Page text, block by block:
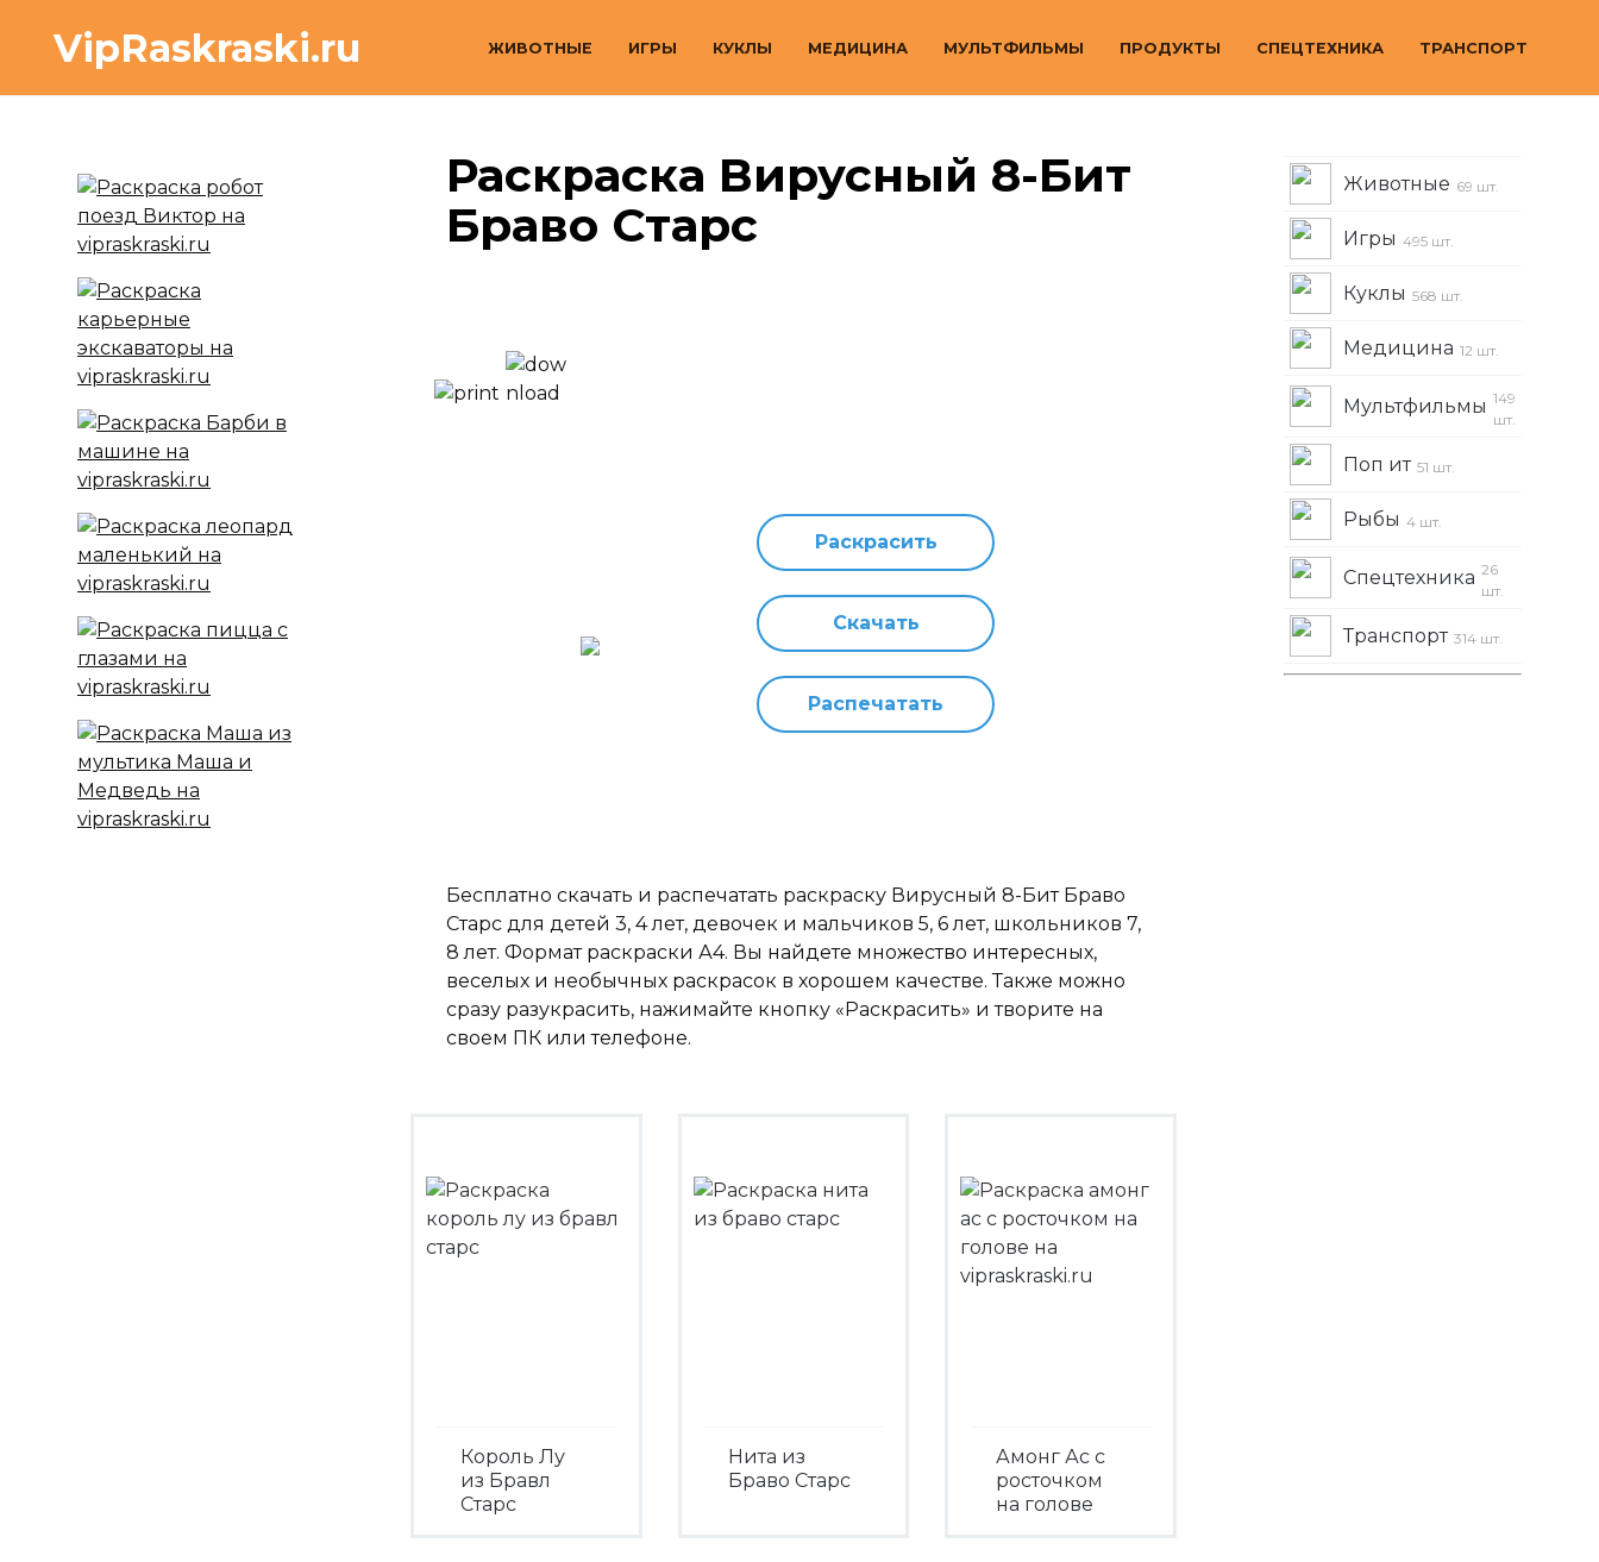
содержанию
VipRaskraski.ru ЖИВОТНЫЕ ИГРЫ КУКЛЫ МЕДИЦИНА МУЛЬТФИЛЬМЫ ПРОДУКТЫ СПЕЦТЕХНИКА ТРАНСПОРТ
Раскраска Вирусный 8-Бит
Браво Старс
Раскрасить
Скачать
Распечатать
Бесплатно скачать и распечатать раскраску Вирусный 8-Бит Браво
Старс для детей 3, 4 лет, девочек и мальчиков 5, 6 лет, школьников 7,
8 лет. Формат раскраски А4. Вы найдете множество интересных,
веселых и необычных раскрасок в хорошем качестве. Также можно
сразу разукрасить, нажимайте кнопку «Раскрасить» и творите на
своем ПК или телефоне.
Король Лу
из Бравл
Старс
Нита из
Браво Старс
Амонг Ас с
росточком
на голове
Животные 69 шт.
Игры 495 шт.
Куклы 568 шт.
Медицина 12 шт.
Мультфильмы 149
шт.
Поп ит 51 шт.
Рыбы 4 шт.
Спецтехника 26
шт.
Транспорт 314 шт.